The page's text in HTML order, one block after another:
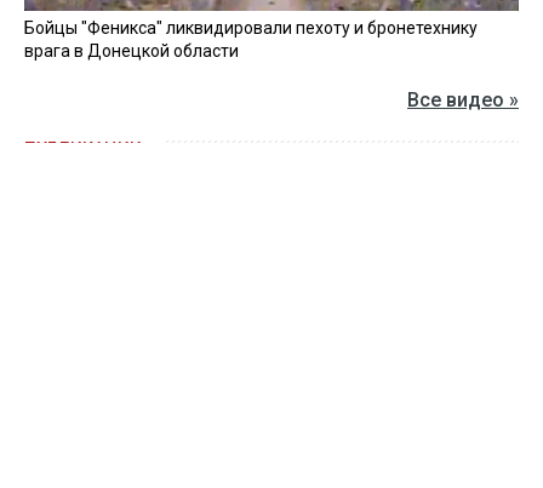
Бойцы "Феникса" ликвидировали пехоту и бронетехнику
врага в Донецкой области
Все видео »
ПУБЛИКАЦИИ »